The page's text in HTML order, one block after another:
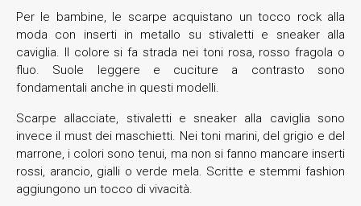
Per le bambine, le scarpe acquistano un tocco rock alla
moda con inserti in metallo su stivaletti e sneaker alla
caviglia. Il colore si fa strada nei toni rosa, rosso fragola o
fluo. Suole leggere e cuciture a contrasto sono
fondamentali anche in questi modelli.
Scarpe allacciate, stivaletti e sneaker alla caviglia sono
invece il must dei maschietti. Nei toni marini, del grigio e del
marrone, i colori sono tenui, ma non si fanno mancare inserti
rossi, arancio, gialli o verde mela. Scritte e stemmi fashion
aggiungono un tocco di vivacità.